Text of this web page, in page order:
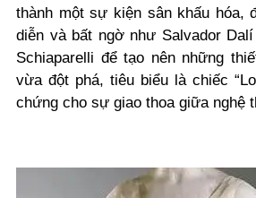
thành một sự kiện sân khấu hóa,
diễn và bất ngờ như Salvador
Schiaparelli để tạo nên những
vừa đột phá, tiêu biểu là chiếc
chứng cho sự giao thoa giữa nghệ